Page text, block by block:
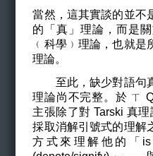
當然，這其實談的並不
的「真」理論，而是
﹙科學﹚理論，也就是
理論。
至此，缺少對語句真
理論尚不完整。於 ㄒ
主張除了對 Tarski 真
採取消解引號式的理解
方式來理解他的「